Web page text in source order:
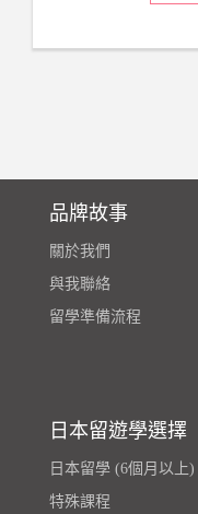
品牌故事
關於我們
與我聯絡
留學準備流程
日本留遊學選擇
日本留學 (6個月以上)
特殊課程